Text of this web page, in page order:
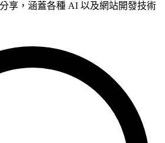
享，涵蓋各種 AI 以及網站開發技術